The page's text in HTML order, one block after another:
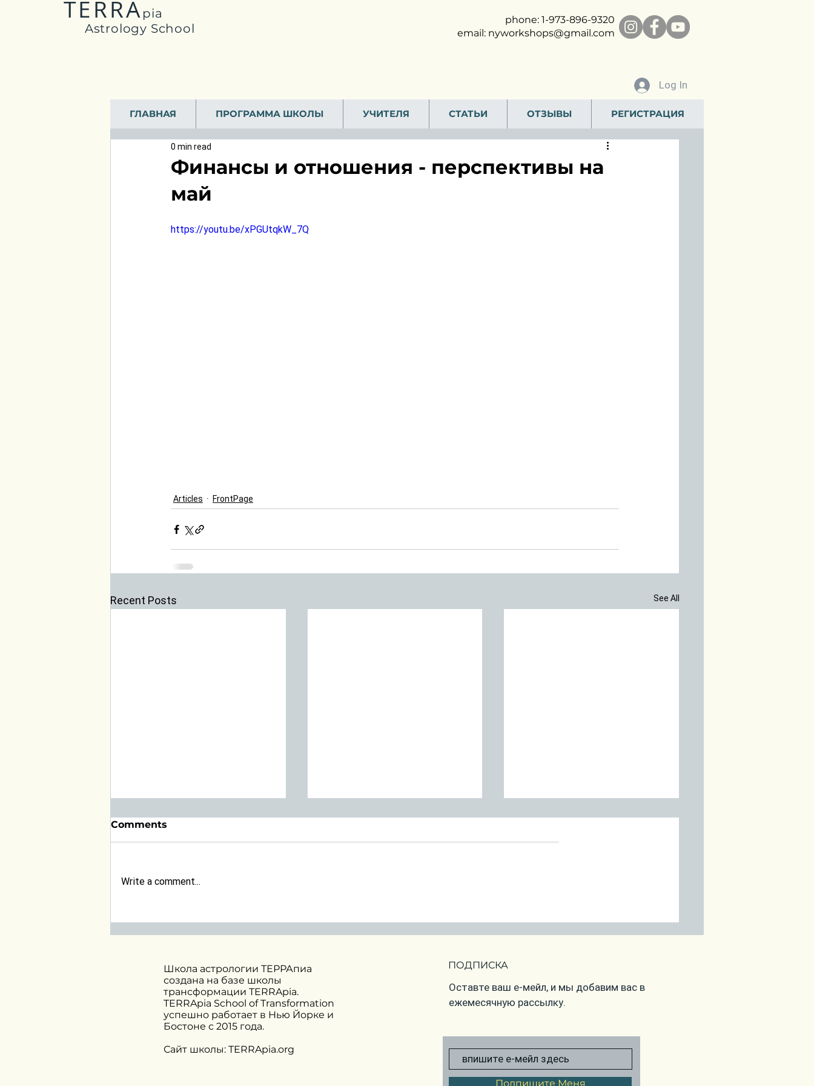
TERRA pia
Astrology School
phone: 1-973-896-9320
email: nyworkshops@gmail.com
Log In
ГЛАВНАЯ ПРОГРАММА ШКОЛЫ УЧИТЕЛЯ СТАТЬИ ОТЗЫВЫ РЕГИСТРАЦИЯ
Финансы и отношения - перспективы на
май
0 min read
https://youtu.be/xPGUtqkW_7Q
Articles FrontPage
Recent Posts See All
Comments
Write a comment...
Школа астрологии ТЕРРАпиа
создана на базе школы
трансформации TERRApia.
TERRApia School of Transformation
успешно работает в Нью Йорке и
Бостоне с 2015 года.
Сайт школы: TERRApia.org
ПОДПИСКА
Оставте ваш е-мейл, и мы добавим вас в
ежемесячную рассылку.
Подпишите Меня